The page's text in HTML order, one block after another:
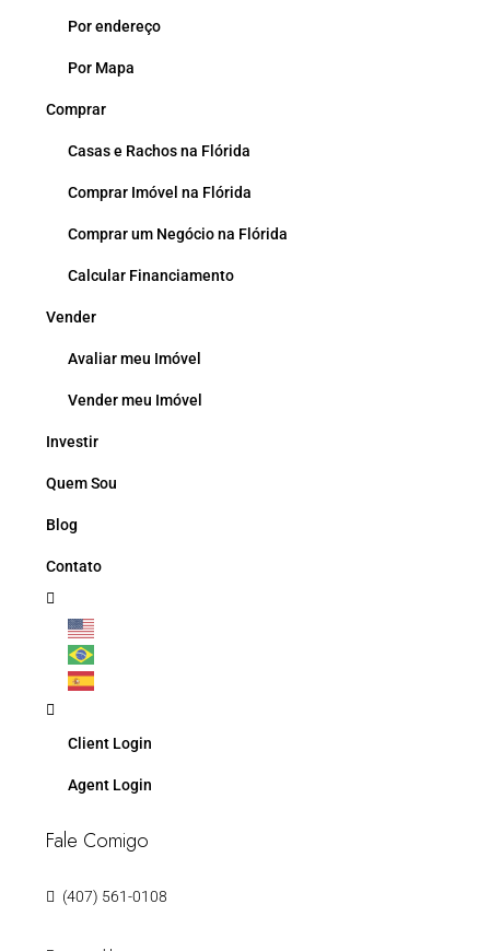
Por endereço
Por Mapa
Comprar
Casas e Rachos na Flórida
Comprar Imóvel na Flórida
Comprar um Negócio na Flórida
Calcular Financiamento
Vender
Avaliar meu Imóvel
Vender meu Imóvel
Investir
Quem Sou
Blog
Contato
Client Login
Agent Login
Fale Comigo
(407) 561-0108